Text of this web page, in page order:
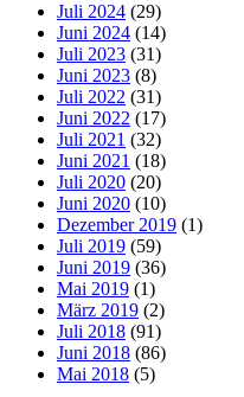
Juli 2024 (29)
Juni 2024 (14)
Juli 2023 (31)
Juni 2023 (8)
Juli 2022 (31)
Juni 2022 (17)
Juli 2021 (32)
Juni 2021 (18)
Juli 2020 (20)
Juni 2020 (10)
Dezember 2019 (1)
Juli 2019 (59)
Juni 2019 (36)
Mai 2019 (1)
März 2019 (2)
Juli 2018 (91)
Juni 2018 (86)
Mai 2018 (5)